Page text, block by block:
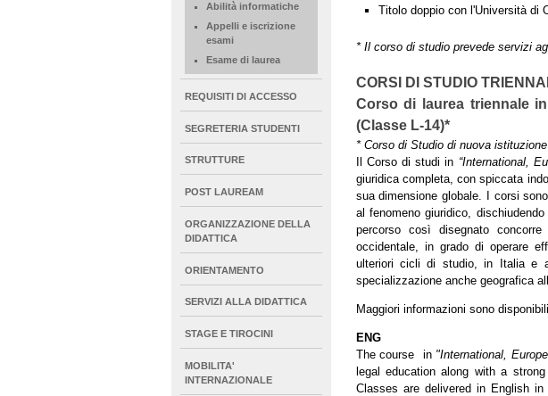
Titolo doppio con l'Università di
* Il corso di studio prevede servizi
CORSI DI STUDIO
Corso di laurea triennale
(Classe L-14)*
* Corso di Studio di nuova
Il Corso di studi in “International,
giuridica completa, con spiccata
sua dimensione globale.
I corsi
al fenomeno giuridico,
percorso così disegnato
occidentale, in grado di operare
ulteriori cicli di studio, in Italia e
specializzazione anche geografica
Maggiori informazioni sono
ENG
The course in "International,
legal education along with a
Classes are delivered in English
Abilità informatiche
Appelli e iscrizione
esami
Esame di laurea
REQUISITI DI ACCESSO
SEGRETERIA STUDENTI
STRUTTURE
POST LAUREAM
ORGANIZZAZIONE DELLA
DIDATTICA
ORIENTAMENTO
SERVIZI ALLA DIDATTICA
STAGE E TIROCINI
MOBILITA'
INTERNAZIONALE